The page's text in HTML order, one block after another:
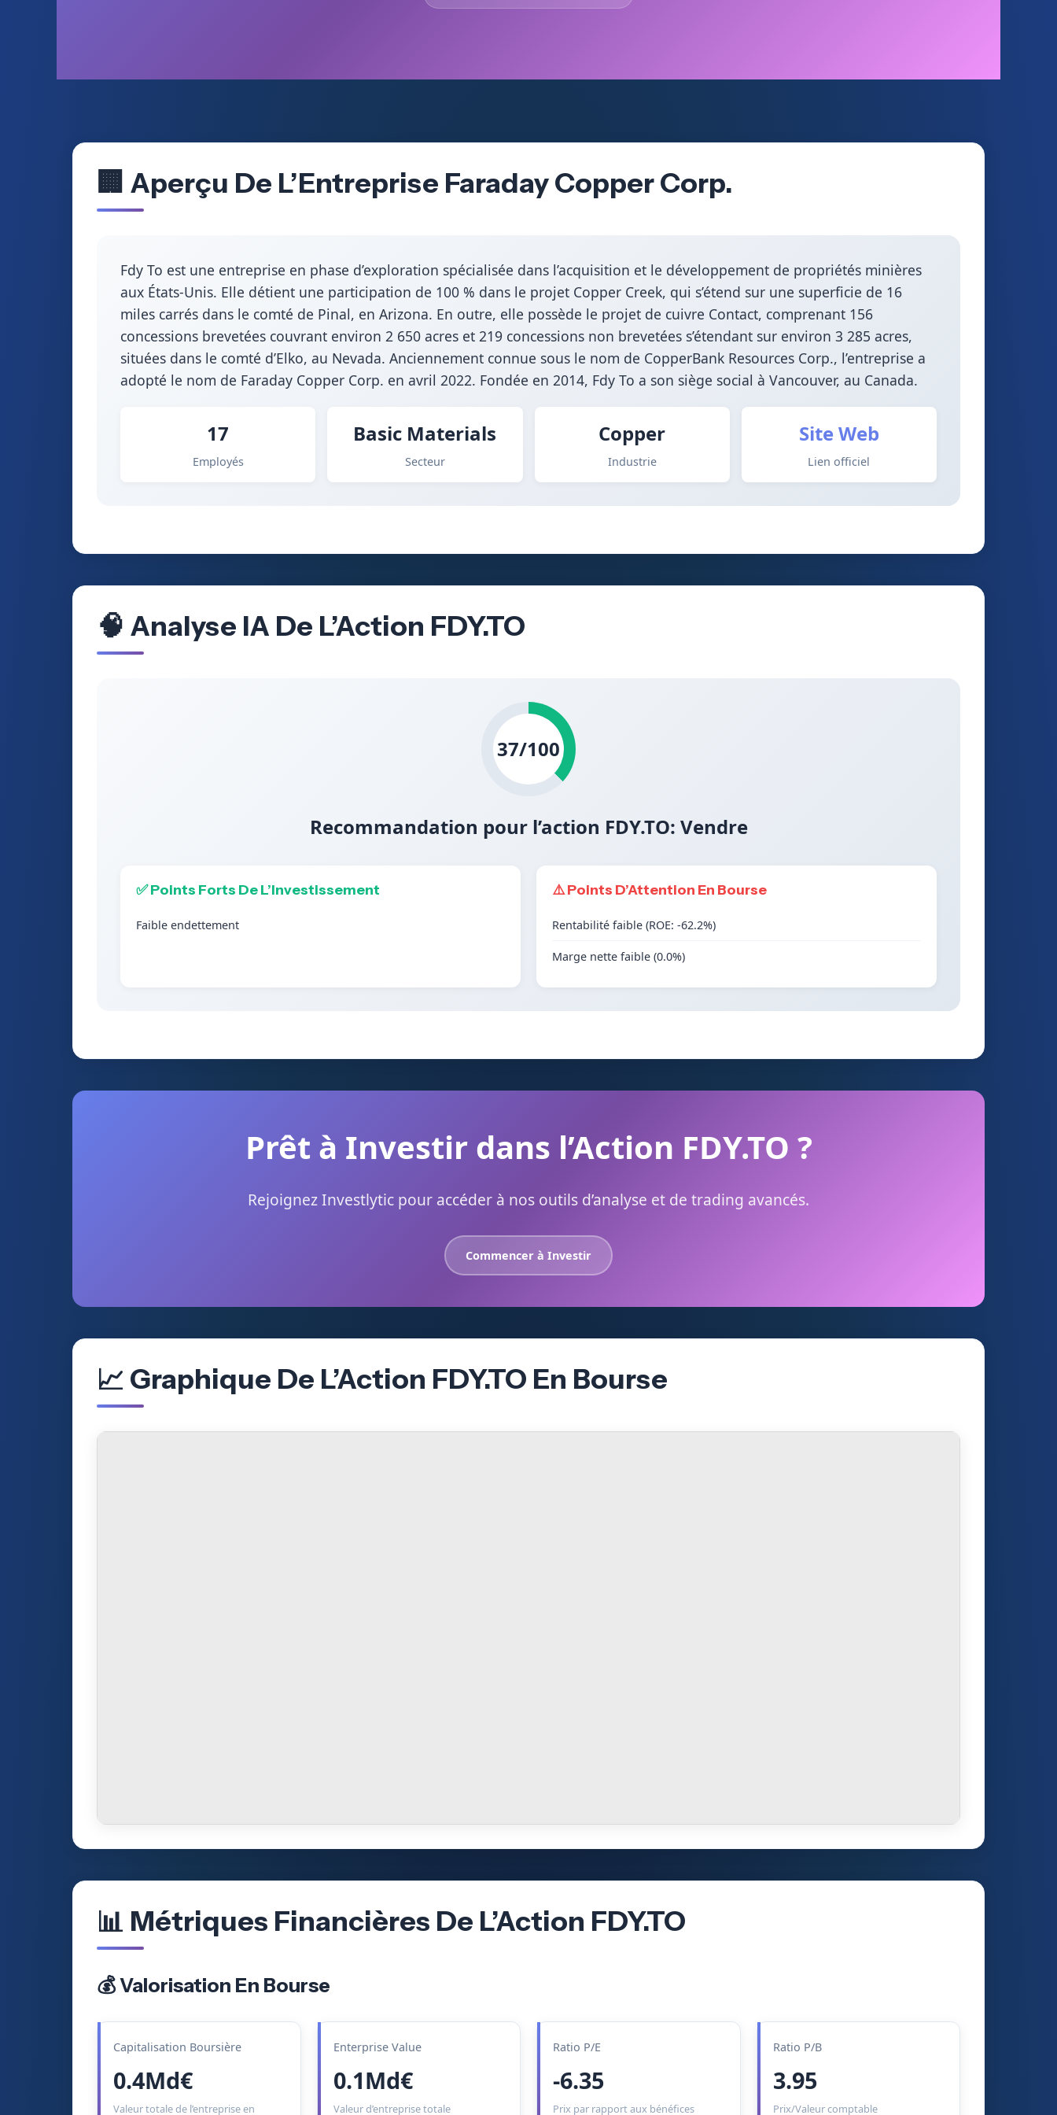
🏢 Aperçu De L’Entreprise Faraday Copper Corp.
Fdy To est une entreprise en phase d’exploration spécialisée dans l’acquisition et le développement de propriétés minières
aux États-Unis. Elle détient une participation de 100 % dans le projet Copper Creek, qui s’étend sur une superficie de 16
miles carrés dans le comté de Pinal, en Arizona. En outre, elle possède le projet de cuivre Contact, comprenant 156
concessions brevetées couvrant environ 2 650 acres et 219 concessions non brevetées s’étendant sur environ 3 285 acres,
situées dans le comté d’Elko, au Nevada. Anciennement connue sous le nom de CopperBank Resources Corp., l’entreprise a
adopté le nom de Faraday Copper Corp. en avril 2022. Fondée en 2014, Fdy To a son siège social à Vancouver, au Canada.
17
Employés
Basic Materials
Secteur
Copper
Industrie
Site Web
Lien officiel
🧠 Analyse IA De L’Action FDY.TO
37/100
Recommandation pour l’action FDY.TO: Vendre
✅ Points Forts De L’Investissement
Faible endettement
⚠️ Points D’Attention En Bourse
Rentabilité faible (ROE: -62.2%)
Marge nette faible (0.0%)
Prêt à Investir dans l’Action FDY.TO ?
Rejoignez Investlytic pour accéder à nos outils d’analyse et de trading avancés.
Commencer à Investir
📈 Graphique De L’Action FDY.TO En Bourse
📊 Métriques Financières De L’Action FDY.TO
💰 Valorisation En Bourse
Capitalisation Boursière
0.4Md€
Valeur totale de l’entreprise en
Enterprise Value
0.1Md€
Valeur d’entreprise totale
Ratio P/E
-6.35
Prix par rapport aux bénéfices
Ratio P/B
3.95
Prix/Valeur comptable